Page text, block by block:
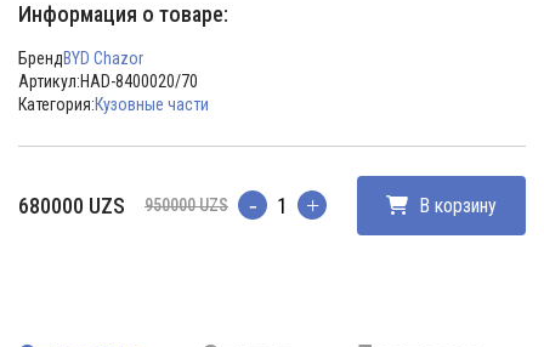
Информация о товаре:
БрендBYD Chazor
Артикул:HAD-8400020/70
Категория:Кузовные части
950000UZS
Первоначальная
680000 UZS
Текущая
Количество В корзину